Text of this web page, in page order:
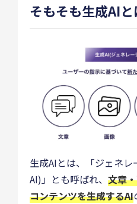
そもそも生成AIと
生成AIとは、「ジェネ
AI)」とも呼ばれ、 文章
コンテンツを生成するAI